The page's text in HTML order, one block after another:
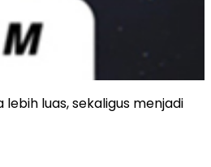
luas, sekaligus menjadi